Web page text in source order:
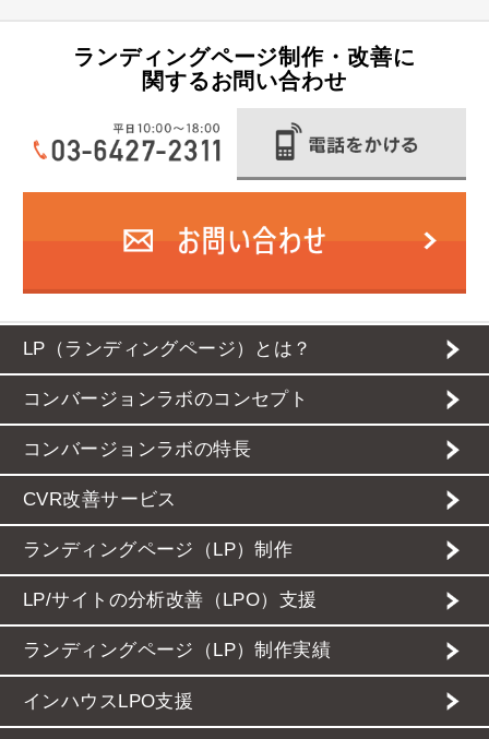
ランディングページ制作・改善に
関するお問い合わせ
LP（ランディングページ）とは？
コンバージョンラボのコンセプト
コンバージョンラボの特長
CVR改善サービス
ランディングページ（LP）制作
LP/サイトの分析改善（LPO）支援
ランディングページ（LP）制作実績
インハウスLPO支援